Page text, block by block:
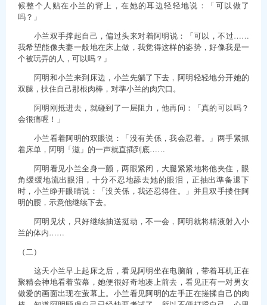
候整个人贴在小兰的背上，在她的耳边轻轻地说：「可以做了
吗？」
小兰双手撑起自己，偏过头来对着阿明说：「可以，不过……
我希望能像夫妻一般地在床上做，我觉得这样的姿势，好像我是一
个被玩弄的人，可以吗？」
阿明和小兰来到床边，小兰先躺了下去，阿明轻轻地分开她的
双腿，扶住自己那根肉棒，对準小兰的肉穴口。
阿明刚抵进去，就碰到了一层阻力，他再问：「真的可以吗？
会很痛喔！」
小兰看着阿明的双眼说：「没有关係，我会忍着。」两手紧抓
着床单，阿明「滋」的一声就直插到底……
阿明看见小兰全身一颤，两眼紧闭，大腿紧紧地将他夹住，眼
角缓缓地流出眼泪，十分不忍地舔去她的眼泪，正抽出準备退下
时，小兰睁开眼睛说：「没关係，我还忍得住。」并且双手搂住阿
明的腰，示意他继续下去。
阿明见状，只好继续抽送挺动，不一会，阿明就将精液射入小
兰的体内……
（二）
这天小兰早上起床之后，看见阿明坐在电脑前，带着耳机正在
聚精会神地看着萤幕，她便很好奇地凑上前去，看见正有一对男女
做爱的画面出现在萤幕上。小兰看见阿明的左手正在搓揉自己的肉